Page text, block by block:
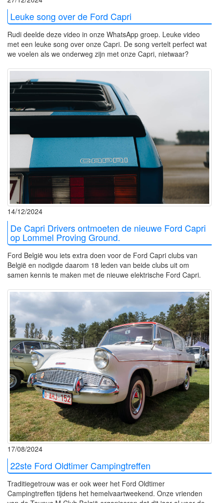
Leuke song over de Ford Capri
Rudi deelde deze video in onze WhatsApp groep. Leuke video
met een leuke song over onze Capri. De song vertelt perfect wat
we voelen als we onderweg zijn met onze Capri, nietwaar?
14/12/2024
De Capri Drivers ontmoeten de nieuwe Ford Capri
op Lommel Proving Ground.
Ford België wou iets extra doen voor de Ford Capri clubs van
België en nodigde daarom 18 leden van beide clubs uit om
samen kennis te maken met de nieuwe elektrische Ford Capri.
17/08/2024
22ste Ford Oldtimer Campingtreffen
Traditiegetrouw was er ook weer het Ford Oldtimer
Campingtreffen tijdens het hemelvaartweekend. Onze vrienden